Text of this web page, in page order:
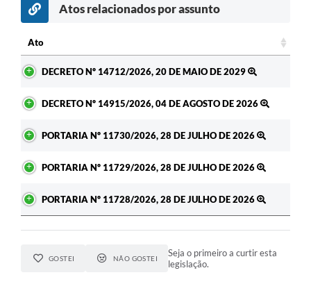
Atos relacionados por assunto
Ato
DECRETO Nº 14712/2026, 20 DE MAIO DE 2029
DECRETO Nº 14915/2026, 04 DE AGOSTO DE 2026
PORTARIA Nº 11730/2026, 28 DE JULHO DE 2026
PORTARIA Nº 11729/2026, 28 DE JULHO DE 2026
PORTARIA Nº 11728/2026, 28 DE JULHO DE 2026
GOSTEI NÃO GOSTEI
Seja o primeiro a curtir esta
legislação.